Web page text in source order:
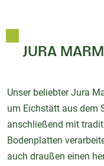
JURA
Unser beliebter Jura
um Eichstätt aus dem
anschließend mit
Bodenplatten
auch draußen einen